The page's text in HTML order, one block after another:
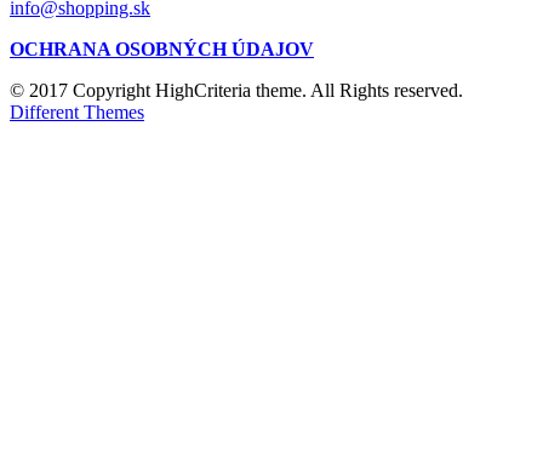
info@shopping.sk
OCHRANA OSOBNÝCH ÚDAJOV
© 2017 Copyright HighCriteria theme. All Rights reserved.
Different Themes